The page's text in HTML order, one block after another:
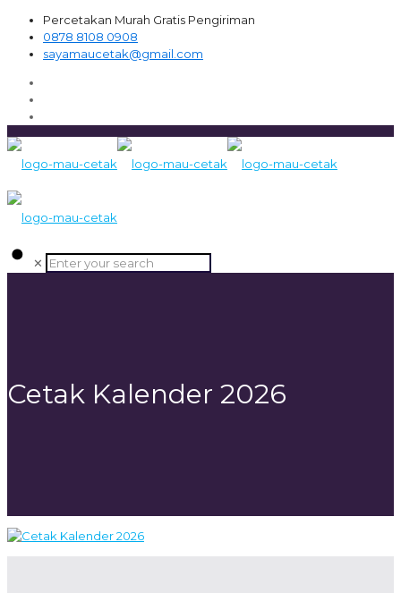
Percetakan Murah Gratis Pengiriman
0878 8108 0908
sayamaucetak@gmail.com
✕
Cetak Kalender 2026